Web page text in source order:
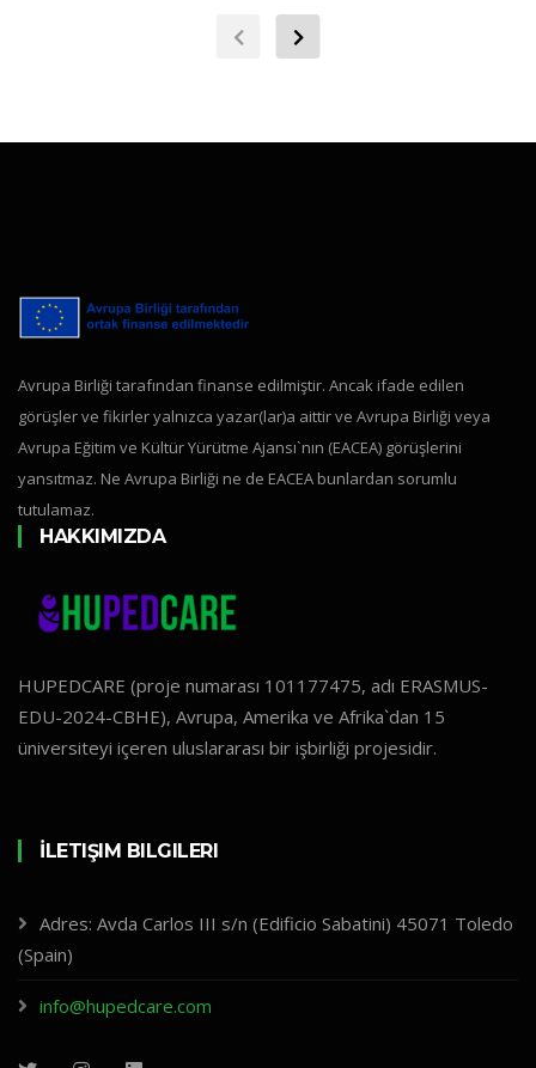
Avrupa Birliği tarafından finanse edilmiştir. Ancak ifade edilen
görüşler ve fikirler yalnızca yazar(lar)a aittir ve Avrupa Birliği veya
Avrupa Eğitim ve Kültür Yürütme Ajansı`nın (EACEA) görüşlerini
yansıtmaz. Ne Avrupa Birliği ne de EACEA bunlardan sorumlu
tutulamaz.
HAKKIMIZDA
HUPEDCARE (proje numarası 101177475, adı ERASMUS-
EDU-2024-CBHE), Avrupa, Amerika ve Afrika`dan 15
üniversiteyi içeren uluslararası bir işbirliği projesidir.
İLETIŞIM BILGILERI
Adres: Avda Carlos III s/n (Edificio Sabatini) 45071 Toledo
(Spain)
info@hupedcare.com